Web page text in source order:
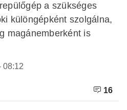
a szükséges
különgépként szolgálna,
magánemberként is
08:12
16